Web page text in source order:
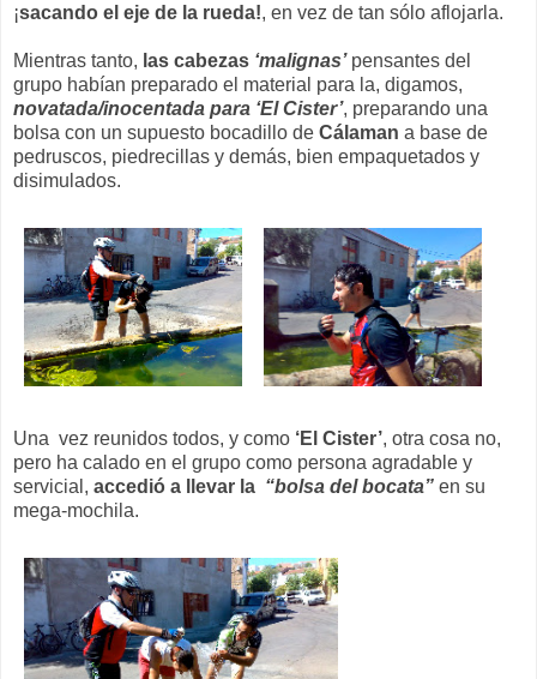
¡sacando el eje de la rueda!, en vez de tan sólo aflojarla.
Mientras tanto, las cabezas ‘malignas’pensantes del
grupo habían preparado el material para la, digamos,
novatada/inocentada para ‘El Cister’, preparando una
bolsa con un supuesto bocadillo de Cálaman a base de
pedruscos, piedrecillas y demás, bien empaquetados y
disimulados.
Una vez reunidos todos, y como ‘El Cister’, otra cosa no,
pero ha calado en el grupo como persona agradable y
servicial, accedió a llevar la “bolsa del bocata” en su
mega-mochila.